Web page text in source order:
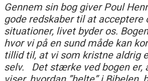
Gennem sin bog giver Poul
gode redskaber til at acceptere
situationer, livet byder os.
hvor vi på en sund måde kan
tillid til, at vi som kristne aldrig
selv.
Det stærke ved bogen er,